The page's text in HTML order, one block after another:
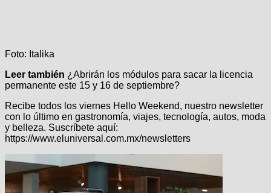
Foto: Italika
Leer también ¿Abrirán los módulos para sacar la licencia
permanente este 15 y 16 de septiembre?
Recibe todos los viernes Hello Weekend, nuestro newsletter
con lo último en gastronomía, viajes, tecnología, autos, moda
y belleza. Suscríbete aquí:
https://www.eluniversal.com.mx/newsletters